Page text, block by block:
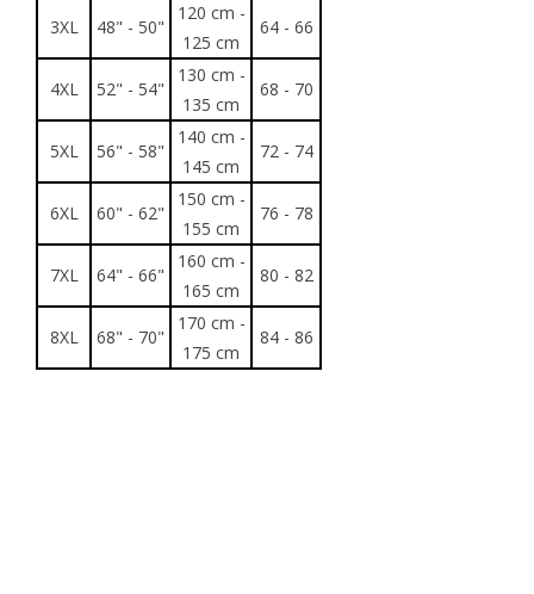
3XL 48" - 50"
120 cm -
125 cm
64 - 66
4XL 52" - 54"
130 cm -
135 cm
68 - 70
5XL 56" - 58"
140 cm -
145 cm
72 - 74
6XL 60" - 62"
150 cm -
155 cm
76 - 78
7XL 64" - 66"
160 cm -
165 cm
80 - 82
8XL 68" - 70"
170 cm -
175 cm
84 - 86